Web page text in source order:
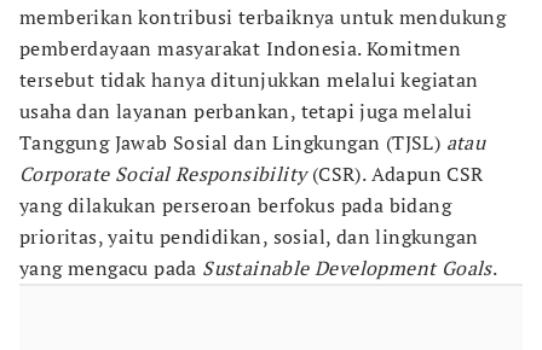
memberikan kontribusi terbaiknya untuk mendukung
pemberdayaan masyarakat Indonesia. Komitmen
tersebut tidak hanya ditunjukkan melalui kegiatan
usaha dan layanan perbankan, tetapi juga melalui
Tanggung Jawab Sosial dan Lingkungan (TJSL) atau
Corporate Social Responsibility(CSR). Adapun CSR
yang dilakukan perseroan berfokus pada bidang
prioritas, yaitu pendidikan, sosial, dan lingkungan
yang mengacu pada Sustainable Development Goals.